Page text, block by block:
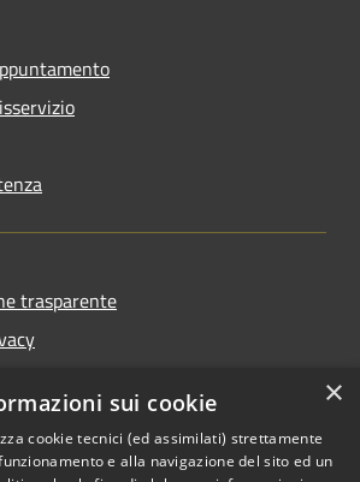
trasparente
accessibilità
×
sui cookie
cookie tecnici (ed assimilati) strettamente
e alla navigazione del sito ed un